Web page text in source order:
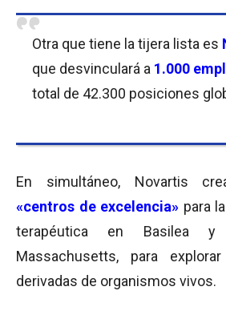
Otra que tiene la tijera lista es
que desvinculará a 1.000
total de 42.300 posiciones
En simultáneo, Novartis
«centros de excelencia» para
terapéutica en Basilea y
Massachusetts, para
derivadas de organismos vivos.